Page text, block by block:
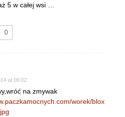
5 w całej wsi …
0
at 06:02
na zmywak
worek/blox